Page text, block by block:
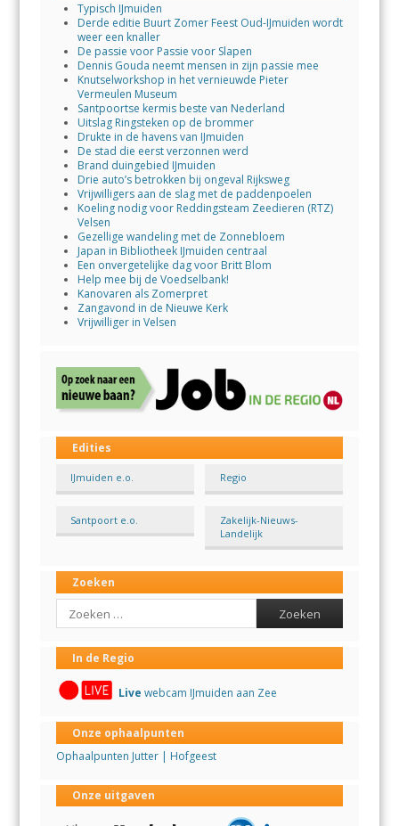
Typisch IJmuiden
Derde editie Buurt Zomer Feest Oud-IJmuiden wordt
weer een knaller
De passie voor Passie voor Slapen
Dennis Gouda neemt mensen in zijn passie mee
Knutselworkshop in het vernieuwde Pieter
Vermeulen Museum
Santpoortse kermis beste van Nederland
Uitslag Ringsteken op de brommer
Drukte in de havens van IJmuiden
De stad die eerst verzonnen werd
Brand duingebied IJmuiden
Drie auto’s betrokken bij ongeval Rijksweg
Vrijwilligers aan de slag met de paddenpoelen
Koeling nodig voor Reddingsteam Zeedieren (RTZ)
Velsen
Gezellige wandeling met de Zonnebloem
Japan in Bibliotheek IJmuiden centraal
Een onvergetelijke dag voor Britt Blom
Help mee bij de Voedselbank!
Kanovaren als Zomerpret
Zangavond in de Nieuwe Kerk
Vrijwilliger in Velsen
Edities
IJmuiden e.o. Regio
Santpoort e.o.
Zakelijk-Nieuws-
Landelijk
Zoeken
Search
In de Regio
Live webcam IJmuiden aan Zee
Onze ophaalpunten
Ophaalpunten Jutter | Hofgeest
Onze uitgaven